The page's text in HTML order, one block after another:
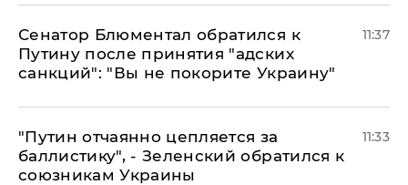
Сенатор Блюментал обратился к
Путину после принятия "адских
санкций": "Вы не покорите Украину"
11:37
"Путин отчаянно цепляется за
баллистику", - Зеленский обратился к
союзникам Украины
11:33